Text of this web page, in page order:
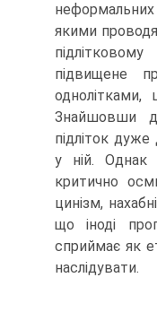
якими
підвищене
однолітками,
Знайшовши
підліток
у ній. Однак
критично
цинізм,
що іноді
сприймає як
наслідувати.